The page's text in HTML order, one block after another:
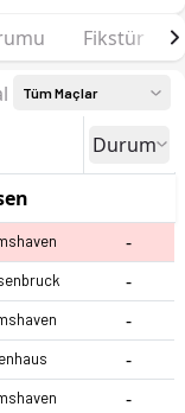
Fikstür
Tüm Maçlar
Durum
-
-
-
-
-